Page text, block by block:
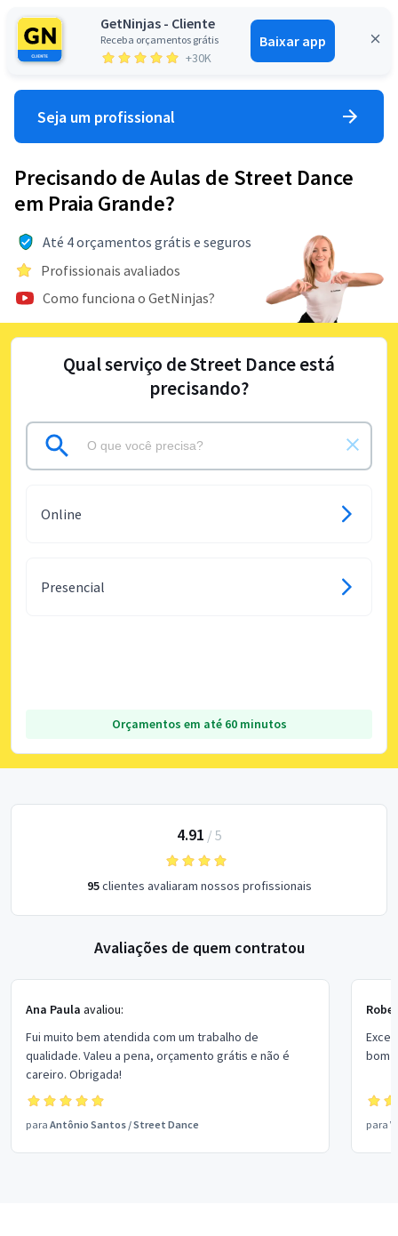
GetNinjas - Cliente
Receba orçamentos grátis
+30K
Baixar app
Entrar
Seja um profissional
Precisando de Aulas de Street Dance
em Praia Grande?
Até 4 orçamentos grátis e seguros
Profissionais avaliados
Como funciona o GetNinjas?
Qual serviço de Street Dance está
precisando?
Online
Presencial
Orçamentos em até 60 minutos
4.91 / 5
95clientes avaliaram nossos profissionais
Avaliações de quem contratou
Ana Paula avaliou:
Fui muito bem atendida com um trabalho de
qualidade. Valeu a pena, orçamento grátis e não é
careiro. Obrigada!
para Antônio Santos /Street Dance
bom
para